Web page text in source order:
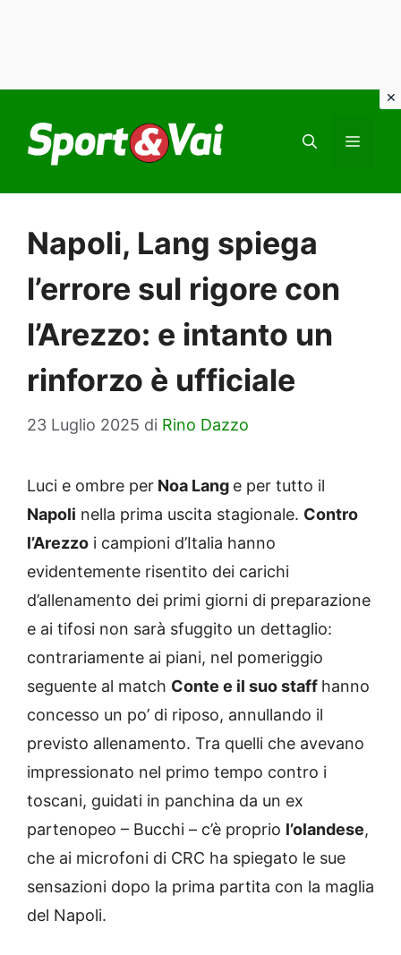
contenuto
Napoli, Lang spiega
l’errore sul rigore con
l’Arezzo: e intanto un
rinforzo è ufficiale
23 Luglio 2025 di Rino Dazzo
Luci e ombre per Noa Lang e per tutto il
Napoli nella prima uscita stagionale. Contro
l’Arezzo i campioni d’Italia hanno
evidentemente risentito dei carichi
d’allenamento dei primi giorni di preparazione
e ai tifosi non sarà sfuggito un dettaglio:
contrariamente ai piani, nel pomeriggio
seguente al match Conte e il suo staff hanno
concesso un po’ di riposo, annullando il
previsto allenamento. Tra quelli che avevano
impressionato nel primo tempo contro i
toscani, guidati in panchina da un ex
partenopeo – Bucchi – c’è proprio l’olandese,
che ai microfoni di CRC ha spiegato le sue
sensazioni dopo la prima partita con la maglia
del Napoli.